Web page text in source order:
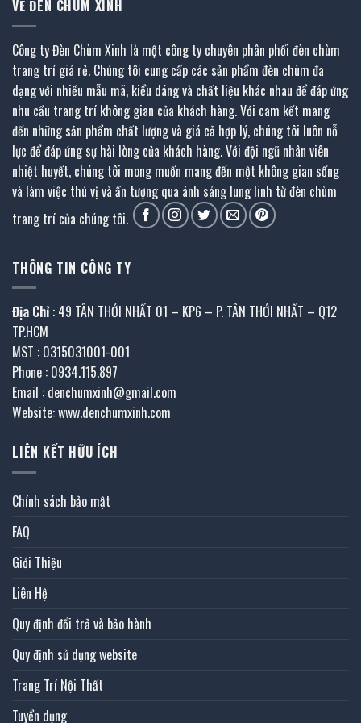
VỀ ĐÈN CHÙM XINH
Công ty Đèn Chùm Xinh là một công ty chuyên phân phối đèn chùm
trang trí giá rẻ. Chúng tôi cung cấp các sản phẩm đèn chùm đa
dạng với nhiều mẫu mã, kiểu dáng và chất liệu khác nhau để đáp ứng
nhu cầu trang trí không gian của khách hàng. Với cam kết mang
đến những sản phẩm chất lượng và giá cả hợp lý, chúng tôi luôn nỗ
lực để đáp ứng sự hài lòng của khách hàng. Với đội ngũ nhân viên
nhiệt huyết, chúng tôi mong muốn mang đến một không gian sống
và làm việc thú vị và ấn tượng qua ánh sáng lung linh từ đèn chùm
trang trí của chúng tôi.
THÔNG TIN CÔNG TY
Địa Chỉ : 49 TÂN THỚI NHẤT 01 – KP6 – P. TÂN THỚI NHẤT – Q12
TP.HCM
MST : 0315031001-001
Phone : 0934.115.897
Email : denchumxinh@gmail.com
Website: www.denchumxinh.com
LIÊN KẾT HỮU ÍCH
Chính sách bảo mật
FAQ
Giới Thiệu
Liên Hệ
Quy định đổi trả và bảo hành
Quy định sử dụng website
Trang Trí Nội Thất
Tuyển dụng